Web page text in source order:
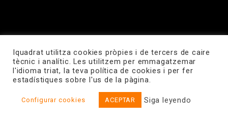
Iquadrat utilitza cookies pròpies i de tercers de caire
tècnic i analític. Les utilitzem per emmagatzemar
l'idioma triat, la teva política de cookies i per fer
estadístiques sobre l'us de la pàgina.
Configurar cookies ACEPTAR Siga leyendo